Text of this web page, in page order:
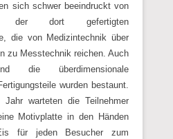
sich schwer beeindruckt von
der dort gefertigten
die von Medizintechnik über
zu Messtechnik reichen. Auch
die überdimensionale
wurden bestaunt.
warteten die Teilnehmer
Motivplatte in den Händen
für jeden Besucher zum